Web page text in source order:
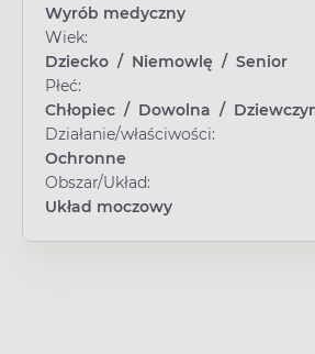
Wyrób medyczny
Wiek:
Dziecko / Niemowlę / Senior
Płeć:
Chłopiec / Dowolna /
Działanie/właściwości:
Ochronne
Obszar/Układ:
Układ moczowy